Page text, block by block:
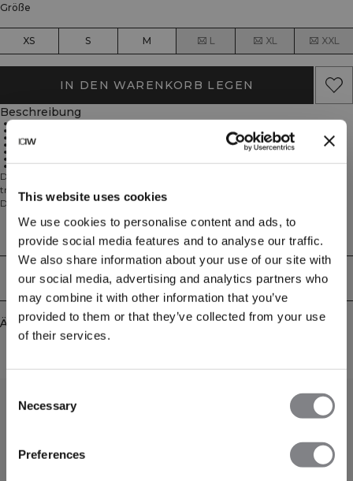
This website uses cookies
We use cookies to personalise content and ads, to
provide social media features and to analyse our traffic.
We also share information about your use of our site with
our social media, advertising and analytics partners who
may combine it with other information that you’ve
provided to them or that they’ve collected from your use
of their services.
Selection
Necessary
Preferences
Größe
XS S M L XL XXL
IN DEN WARENKORB LEGEN
Beschreibung
4-Wege-Stretch
Herausnehmbare Körbchen
Reißverschluss an der Vorderseite
Materialzusammensetzung: 77 % Nylon, 23 % Elasthan
Der 2-in-1 Sports Bra besteht aus feuchtigkeitsableitendem Material, das dich
trocken hält, und 4-Wege-Stretch für uneingeschränkte Bewegungsfreiheit.
Die herausnehmbaren Körbchen sorgen für individuellen Halt, während der
Reißverschluss an der Vorderseite sowohl für Komfort als auch für Stil sorgt.
Dieser Sport-BH mit kontrastierenden Details und kürzerer Länge ist auf
Leistung ausgelegt. 77% Nylon, 23% Elasthan.
Technical Aspects
Lieferung & Rückgabe
Ähnliche Produkte